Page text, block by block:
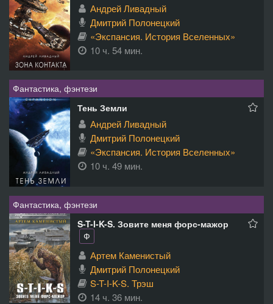
Андрей Ливадный
Дмитрий Полонецкий
«Экспансия. История Вселенных»
10 ч. 54 мин.
Фантастика, фэнтези
Тень Земли
Андрей Ливадный
Дмитрий Полонецкий
«Экспансия. История Вселенных»
10 ч. 49 мин.
Фантастика, фэнтези
S-T-I-K-S. Зовите меня форс-мажор
Ф
Артем Каменистый
Дмитрий Полонецкий
S-T-I-K-S. Трэш
14 ч. 36 мин.